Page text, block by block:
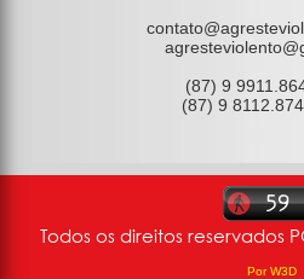
(87) 9
(87) 9
Todos os direitos reservados
Por W3D